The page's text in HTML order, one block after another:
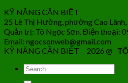
KỸ NĂNG CẦN BIẾT
25 Lê Thị Hường, phường Cao
Quản trị: Tô Ngọc Sơn. Điện thoại:
Email: ngocsonweb@gmail.com
KỸ NĂNG CẦN BIẾT 2026 @